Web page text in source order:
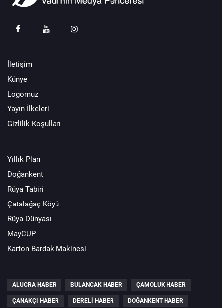
İletişim
Künye
Logomuz
Yayın İlkeleri
Gizlilik Koşulları
Yıllık Plan
Doğankent
Rüya Tabiri
Çatalağaç Köyü
Rüya Dünyası
MayCUP
Karton Bardak Makinesi
ALUCRA HABER BULANCAK HABER ÇAMOLUK HABER
ÇANAKÇI HABER DERELI HABER DOĞANKENT HABER